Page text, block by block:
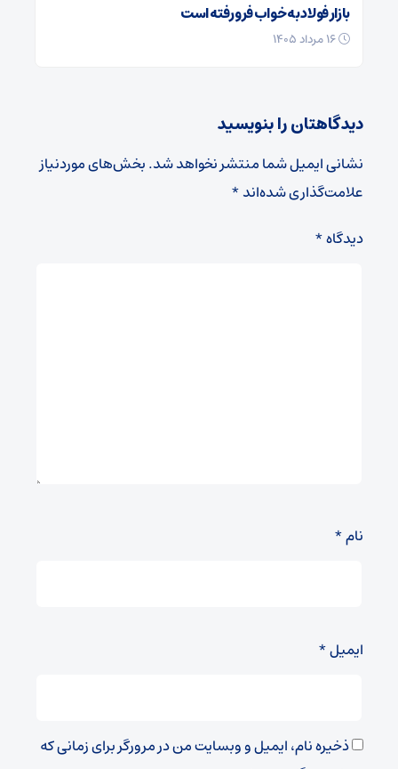
بازار فولاد به خواب فرو رفته است
دیدگاهتان را بنویسید
نشانی ایمیل شما منتشر نخواهد شد.بخش‌های موردنیاز
علامت‌گذاری شده‌اند*
دیدگاه*
نام*
ایمیل*
ذخیره نام، ایمیل و وبسایت من در مرورگر برای زمانی که